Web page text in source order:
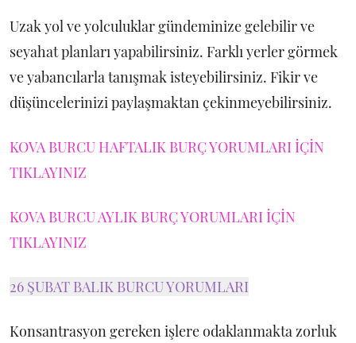
Uzak yol ve yolculuklar gündeminize gelebilir ve
seyahat planları yapabilirsiniz. Farklı yerler görmek
ve yabancılarla tanışmak isteyebilirsiniz. Fikir ve
düşüncelerinizi paylaşmaktan çekinmeyebilirsiniz.
KOVA BURCU HAFTALIK BURÇ YORUMLARI İÇİN
TIKLAYINIZ
KOVA BURCU AYLIK BURÇ YORUMLARI İÇİN
TIKLAYINIZ
26 ŞUBAT BALIK BURCU YORUMLARI
Konsantrasyon gereken işlere odaklanmakta zorluk